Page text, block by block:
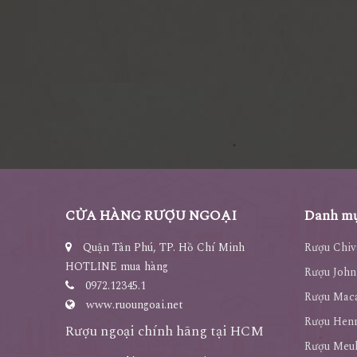
CỬA HÀNG RƯỢU NGOẠI
Quận Tân Phú, TP. Hồ Chí Minh
HOTLINE mua hàng
0972.12345.1
www.ruoungoai.net
Rượu ngoại chính hãng tại HCM
Danh
Rượu
Rượu
Rượu
Rượu
Rượu